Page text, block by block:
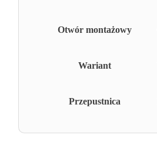
Otwór montażowy
Wariant
Przepustnica